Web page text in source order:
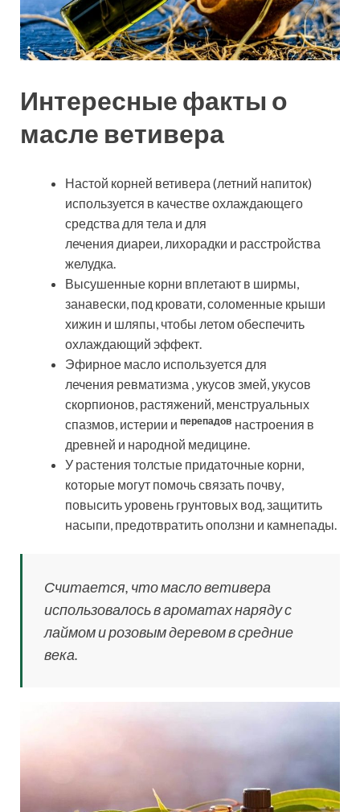
Интересные факты о
масле ветивера
Настой корней ветивера (летний напиток)
используется в качестве охлаждающего
средства для тела и для
лечения диареи, лихорадки и расстройства
желудка.
Высушенные корни вплетают в ширмы,
занавески, под кровати, соломенные крыши
хижин и шляпы, чтобы летом обеспечить
охлаждающий эффект.
Эфирное масло используется для
лечения ревматизма , укусов змей, укусов
скорпионов, растяжений, менструальных
спазмов, истерии и перепадов настроения в
древней и народной медицине.
У растения толстые придаточные корни,
которые могут помочь связать почву,
повысить уровень грунтовых вод, защитить
насыпи, предотвратить оползни и камнепады.
Считается, что масло ветивера
использовалось в ароматах наряду с
лаймом и розовым деревом в средние
века.